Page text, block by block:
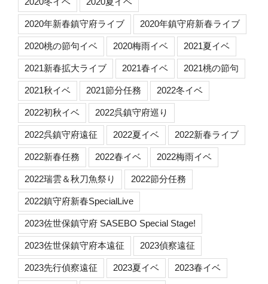
2020年新春鎮守府ライブ 2020年鎮守府新春ライブ
2020桃の節句イベ 2020梅雨イベ 2021夏イベ
2021新春拡大ライブ 2021春イベ 2021桃の節句
2021秋イベ 2021節分任務 2022冬イベ
2022初秋イベ 2022呉鎮守府巡り
2022呉鎮守府遠征 2022夏イベ 2022新春ライブ
2022新春任務 2022春イベ 2022梅雨イベ
2022瑞雲＆秋刀魚祭り 2022節分任務
2022鎮守府新春SpecialLive
2023佐世保鎮守府 SASEBO Special Stage!
2023佐世保鎮守府本遠征 2023偵察遠征
2023先行偵察遠征 2023夏イベ 2023春イベ